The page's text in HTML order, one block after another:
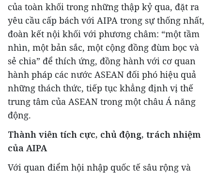
của toàn khối trong những thập kỷ qua, đặt ra
yêu cầu cấp bách với AIPA trong sự thống nhất,
đoàn kết nội khối với phương châm: “một tầm
nhìn, một bản sắc, một cộng đồng đùm bọc và
sẻ chia” để thích ứng, đồng hành với cơ quan
hành pháp các nước ASEAN đối phó hiệu quả
những thách thức, tiếp tục khẳng định vị thế
trung tâm của ASEAN trong một châu Á năng
động.
Thành viên tích cực, chủ động, trách nhiệm
của AIPA
Với quan điểm hội nhập quốc tế sâu rộng và